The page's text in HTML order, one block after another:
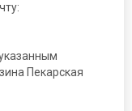
Пекарская